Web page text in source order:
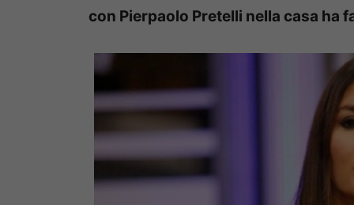
con Pierpaolo Pretelli nella casa ha